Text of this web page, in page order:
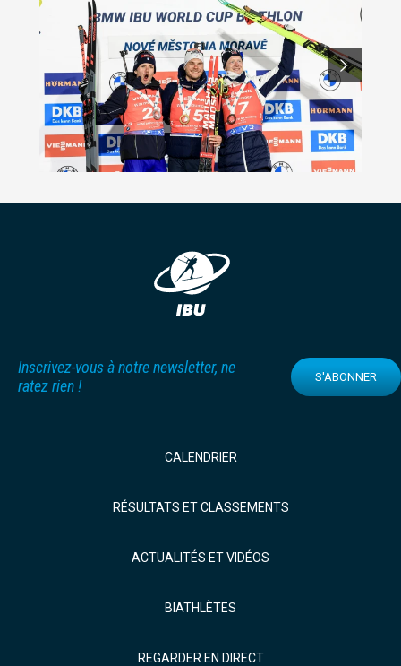
Inscrivez-vous à notre newsletter, ne
ratez rien !
S'ABONNER
CALENDRIER
RÉSULTATS ET CLASSEMENTS
ACTUALITÉS ET VIDÉOS
BIATHLÈTES
REGARDER EN DIRECT